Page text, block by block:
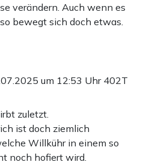
verändern. Auch wenn es
bewegt sich doch etwas.
um 12:53 Uhr 402T
zuletzt.
ist doch ziemlich
Willkühr in einem so
noch hofiert wird.